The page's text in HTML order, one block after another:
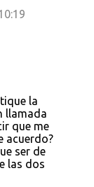
la
llamada
que me
acuerdo?
ser de
las dos